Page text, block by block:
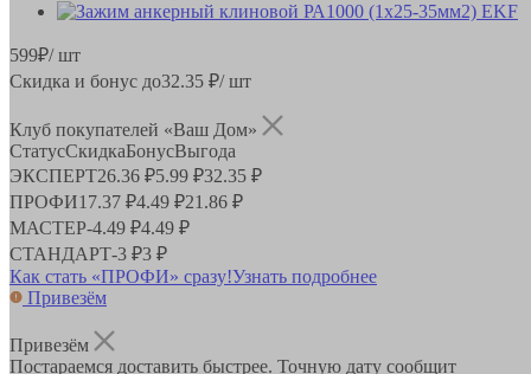
599₽/ шт
Скидка и бонус до32.35 ₽/ шт
Клуб покупателей «Ваш Дом»
СтатусСкидкаБонусВыгода
ЭКСПЕРТ26.36 ₽5.99 ₽32.35 ₽
ПРОФИ17.37 ₽4.49 ₽21.86 ₽
МАСТЕР-4.49 ₽4.49 ₽
СТАНДАРТ-3 ₽3 ₽
Как стать «ПРОФИ» сразу!Узнать подробнее
Привезём
Привезём
Постараемся доставить быстрее. Точную дату сообщит